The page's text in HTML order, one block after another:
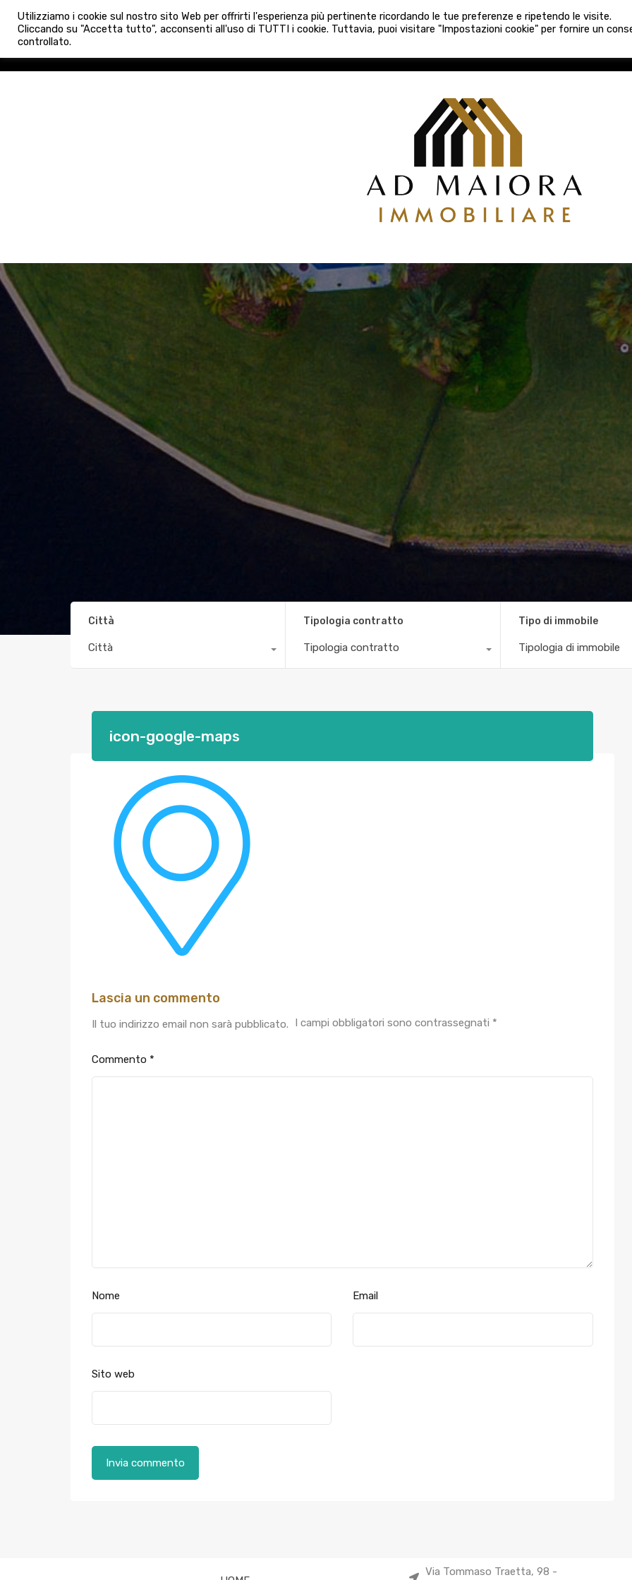
HOME AGENZIA NUOVE COSTRUZIONI VENDITA LOCAZIONI ATTIVITÀ
info@admaioraimmobiliare.it 080 3759025
Città
Città
Tipologia contratto
Tipologia contratto
Tipo di immobile
Tipologia di immobile
icon-google-maps
Lascia un commento
Il tuo indirizzo email non sarà pubblicato. I campi obbligatori sono contrassegnati *
Commento *
Nome Email
Sito web
Via Tommaso Traetta, 98 -
Utilizziamo i cookie sul nostro sito Web per offrirti l'esperienza più pertinente ricordando le tue preferenze e ripetendo le visite.
Cliccando su "Accetta tutto", acconsenti all'uso di TUTTI i cookie. Tuttavia, puoi visitare "Impostazioni cookie" per fornire un
controllato.